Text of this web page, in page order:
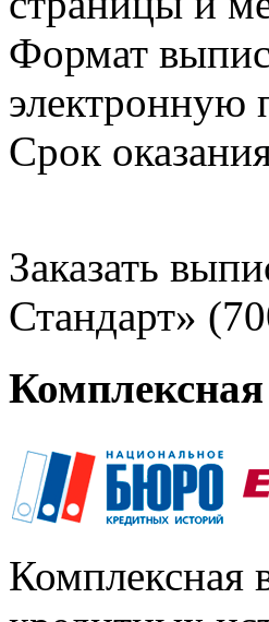
Формат
электронную
Срок
Заказать
Стандарт»
Комплексная